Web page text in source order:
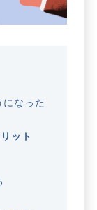
になった
ット